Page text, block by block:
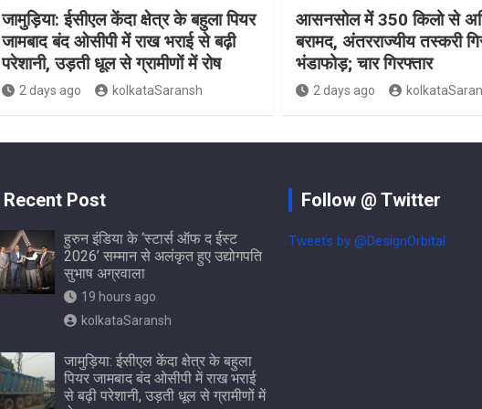
जामुड़िया: ईसीएल केंदा क्षेत्र के बहुला पियर
जामबाद बंद ओसीपी में राख भराई से बढ़ी
परेशानी, उड़ती धूल से ग्रामीणों में रोष
2 days ago kolkataSaransh
आसनसोल में 350 किलो से
बरामद, अंतरराज्यीय तस्करी
भंडाफोड़; चार गिरफ्तार
2 days ago
Recent Post
हुरुन इंडिया के ‘स्टार्स ऑफ द ईस्ट
2026’ सम्मान से अलंकृत हुए उद्योगपति
सुभाष अग्रवाला
19 hours ago
kolkataSaransh
जामुड़िया: ईसीएल केंदा क्षेत्र के बहुला
पियर जामबाद बंद ओसीपी में राख भराई
से बढ़ी परेशानी, उड़ती धूल से ग्रामीणों में
Follow @ Twitter
Tweets by @DesignOrbital